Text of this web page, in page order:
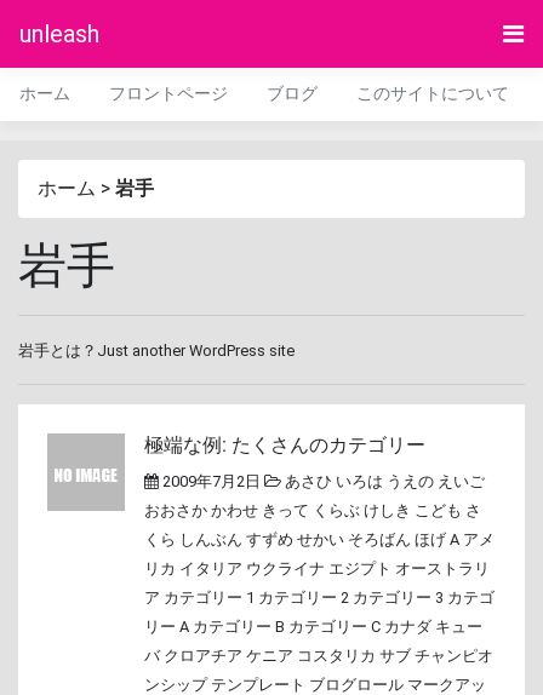
unleash
ホーム フロントページ ブログ このサイトについて
ホーム > 岩手
岩手
岩手とは？Just another WordPress site
極端な例: たくさんのカテゴリー
2009年7月2日 あさひ いろは うえの えいご
おおさか かわせ きって くらぶ けしき こども さ
くら しんぶん すずめ せかい そろばん ほげ A アメ
リカ イタリア ウクライナ エジプト オーストラリ
ア カテゴリー 1 カテゴリー 2 カテゴリー 3 カテゴ
リー A カテゴリー B カテゴリー C カナダ キュー
バ クロアチア ケニア コスタリカ サブ チャンピオ
ンシップ テンプレート ブログロール マークアッ